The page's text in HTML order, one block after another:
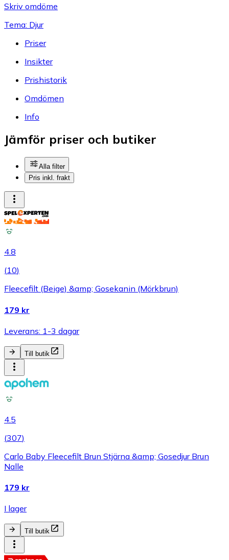
Skriv omdöme
Tema: Djur
Priser
Insikter
Prishistorik
Omdömen
Info
Jämför priser och butiker
Alla filter
Pris inkl. frakt
4.8
(10)
Fleecefilt (Beige) &amp; Gosekanin (Mörkbrun)
179 kr
Leverans: 1-3 dagar
Till butik
4.5
(307)
Carlo Baby Fleecefilt Brun Stjärna &amp; Gosedjur Brun
Nalle
179 kr
I lager
Till butik